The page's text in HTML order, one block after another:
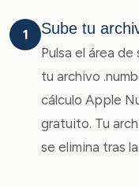
1 Sube tu
Pulsa el área
tu archivo
cálculo Apple
gratuito. Tu
se elimina tras